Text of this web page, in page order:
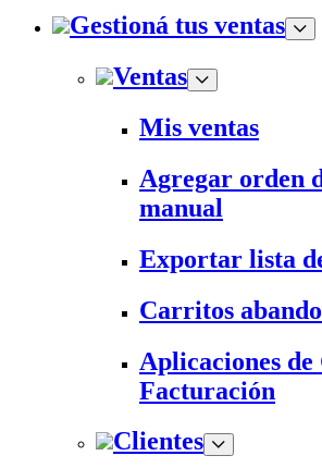
Gestioná tus ventas
Ventas
Mis ventas
Agregar orden
manual
Exportar lista
Carritos
Aplicaciones de
Facturación
Clientes